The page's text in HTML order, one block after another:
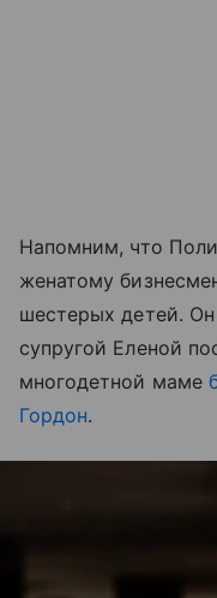
Напомним, что
женатому
шестерых детей. Он
супругой Еленой
многодетной маме
Гордон.